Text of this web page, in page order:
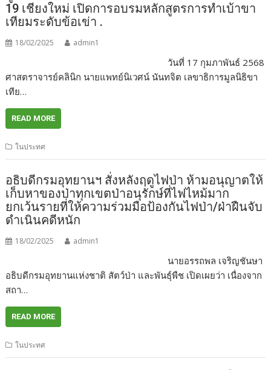
19 เชียงใหม่ เปิดการอบรมหลักสูตรการทำเบ้าขา
เทียมระดับข้อเข่า .
18/02/2025 admin1
วันที่ 17 กุมภาพันธ์ 2568
ศาสตราจารย์คลินิก นายแพทย์นิเวศน์ นันทจิต เลขาธิการมูลนิธิขา
เทีย…
READ MORE
ในประทศ
อธิบดีกรมอุทยานฯ สั่งหลังฤดูไฟป่า ห้ามอนุญาตให้
เก็บหาของป่าทุกเขตป่าอนุรักษ์ที่ไฟไหม้มาก
ยกเว้นรายที่ให้ความร่วมมือป้องกันไฟป่า/ฝ่าฝืนจับ
ดำเนินคดีหนัก
18/02/2025 admin1
นายอรรถพล เจริญชันษา
อธิบดีกรมอุทยานแห่งชาติ สัตว์ป่า และพันธุ์พืช เปิดเผยว่า เนื่องจาก
สถา…
READ MORE
ในประทศ